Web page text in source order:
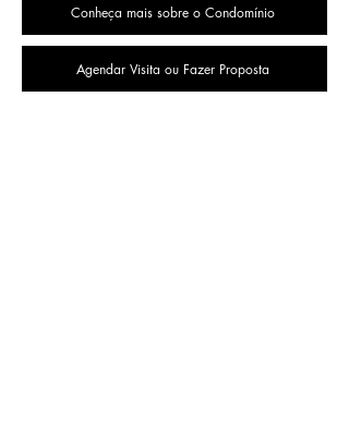
Conheça mais sobre o Condomínio
Agendar Visita ou Fazer Proposta